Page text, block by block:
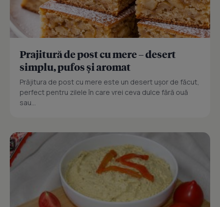
Prajitură de post cu mere – desert
simplu, pufos și aromat
Prăjitura de post cu mere este un desert ușor de făcut,
perfect pentru zilele în care vrei ceva dulce fără ouă
sau...